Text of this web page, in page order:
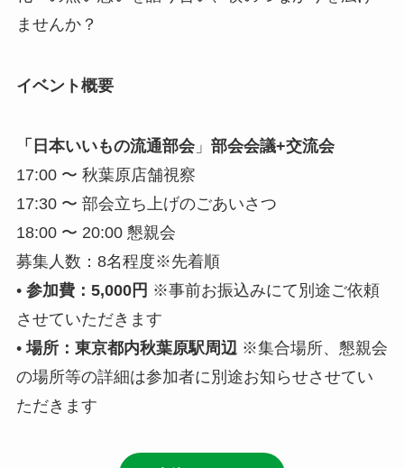
ませんか？
イベント概要
「日本いいもの流通部会」 部会会議+交流会
17:00 〜 秋葉原店舗視察
17:30 〜 部会立ち上げのごあいさつ
18:00 〜 20:00 懇親会
募集人数：8名程度※先着順
• 参加費：5,000円 ※事前お振込みにて別途ご依頼
させていただきます
•場所：東京都内秋葉原駅周辺 ※集合場所、懇親会
の場所等の詳細は参加者に別途お知らせさせてい
ただきます